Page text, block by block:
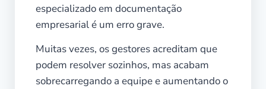
especializado em documentação
empresarial é um erro grave.
Muitas vezes, os gestores acreditam que
podem resolver sozinhos, mas acabam
sobrecarregando a equipe e aumentando o